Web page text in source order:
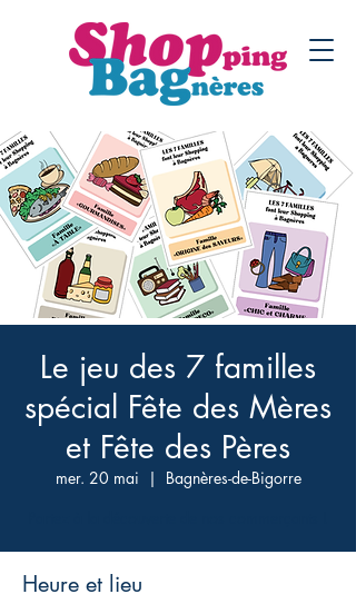
Le jeu des 7 familles
spécial Fête des Mères
et Fête des Pères
mer. 20 mai
  |
Bagnères-de-Bigorre
Heure et lieu